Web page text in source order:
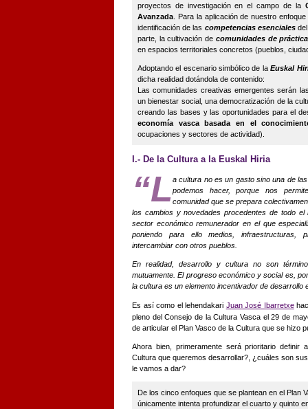
proyectos de investigación en el campo de la
Avanzada . Para la aplicación de nuestro
identificación de las competencias esencialesdel
parte, la cultivación de comunidades de
en espacios territoriales concretos (pueblos,
Adoptando el escenario simbólico de laEuskal
dicha realidad dotándola de contenido:
Las comunidades creativas emergentes serán
un bienestar social, una democratización de la
creando las bases y las oportunidades para el
economía vasca basada en el
ocupaciones y sectores de actividad).
I.- De la Cultura a la Euskal Hiria
“La cultura no es un gasto sino una de
podemos hacer, porque nos
comunidad que se prepara
los cambios y novedades procedentes de todo
sector económico remunerador en el que
poniendo para ello medios, infraestructuras,
intercambiar con otros pueblos.
En realidad, desarrollo y cultura no son
mutuamente. El progreso económico y social es,
la cultura es un elemento incentivador de desarrollo
Es así como el lehendakari Juan José Ibarretxe
pleno del Consejo de la Cultura Vasca el 29 de
de articular el Plan Vasco de la Cultura que se hizo
Ahora bien, primeramente será prioritario
Cultura que queremos desarrollar?, ¿cuáles son
le vamos a dar?
De los cinco enfoques que se plantean en el Plan
únicamente intenta profundizar el cuarto y quinto